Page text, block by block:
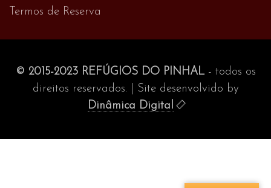
Termos de Reserva
© 2015-2023 REFÚGIOS DO PINHAL- todos os
direitos reservados. | Site desenvolvido by
Dinâmica Digital